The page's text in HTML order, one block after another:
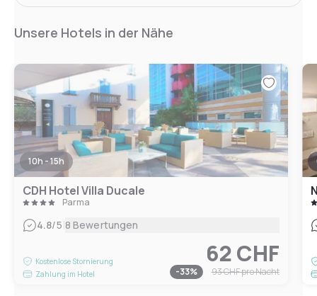
Unsere Hotels in der Nähe
10h - 15h
CDH Hotel Villa Ducale
Parma
4.8/5|8 Bewertungen
Kostenlose Stornierung
Zahlung im Hotel
62 CHF
-33% 93 CHFpro Nacht